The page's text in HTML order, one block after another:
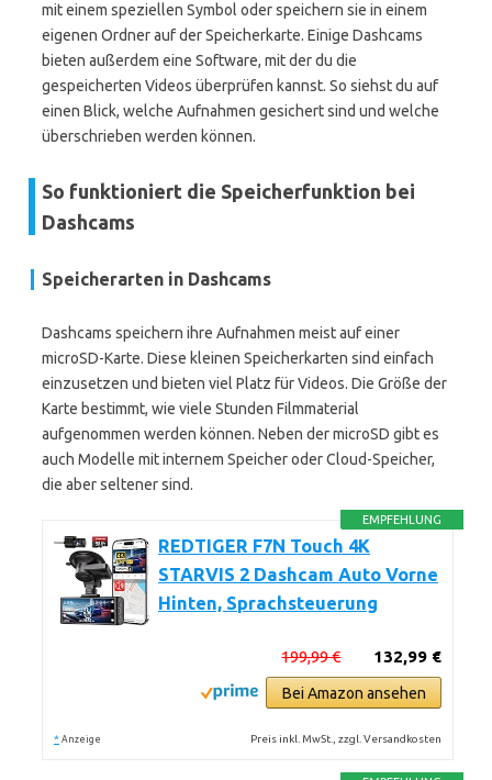
mit einem speziellen Symbol oder speichern sie in einem
eigenen Ordner auf der Speicherkarte. Einige Dashcams
bieten außerdem eine Software, mit der du die
gespeicherten Videos überprüfen kannst. So siehst du auf
einen Blick, welche Aufnahmen gesichert sind und welche
überschrieben werden können.
So funktioniert die Speicherfunktion bei
Dashcams
Speicherarten in Dashcams
Dashcams speichern ihre Aufnahmen meist auf einer
microSD-Karte. Diese kleinen Speicherkarten sind einfach
einzusetzen und bieten viel Platz für Videos. Die Größe der
Karte bestimmt, wie viele Stunden Filmmaterial
aufgenommen werden können. Neben der microSD gibt es
auch Modelle mit internem Speicher oder Cloud-Speicher,
die aber seltener sind.
EMPFEHLUNG
REDTIGER F7N Touch 4K
STARVIS 2 Dashcam Auto Vorne
Hinten, Sprachsteuerung
132,99 €
199,99 €
Bei Amazon ansehen
* Anzeige Preis inkl. MwSt., zzgl. Versandkosten